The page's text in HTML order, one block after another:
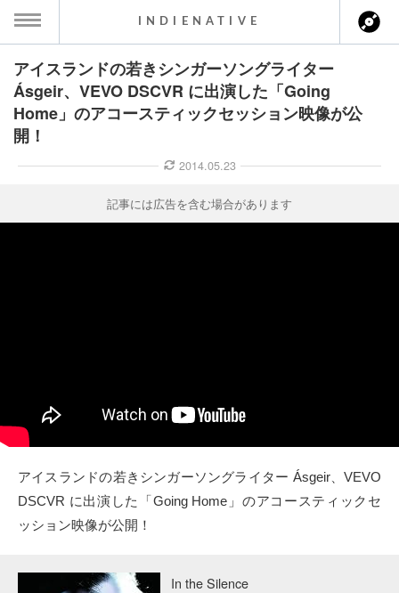
MENU
ス一覧
クト
INDIENATIVE
アイスランドの若きシンガーソングライター
Ásgeir、VEVO DSCVR に出演した「Going
Home」のアコースティックセッション映像が公
開！
2014.05.23
記事には広告を含む場合があります
アイスランドの若きシンガーソングライター Ásgeir、VEVO
DSCVR に出演した「Going Home」のアコースティックセ
ッション映像が公開！
In the Silence